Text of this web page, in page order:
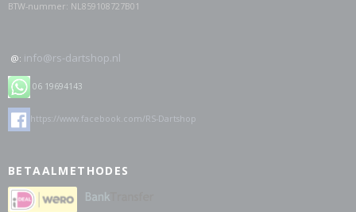
BTW-nummer: NL859108727B01
@: info@rs-dartshop.nl
06 19694143
https://www.facebook.com/RS-Dartshop
BETAALMETHODES